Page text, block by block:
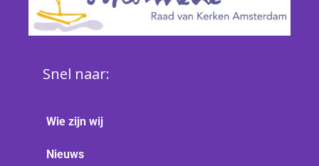
Snel naar:
Wie zijn wij
Nieuws